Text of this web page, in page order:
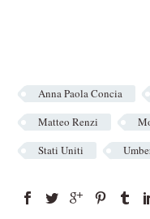
Anna Paola Concia
Matteo Renzi
Stati Uniti